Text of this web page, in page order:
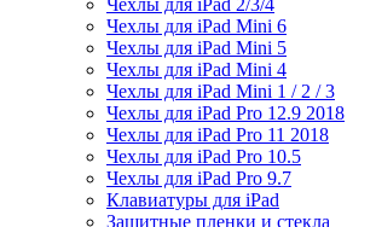
Чехлы для iPad 2/3/4
Чехлы для iPad Mini 6
Чехлы для iPad Mini 5
Чехлы для iPad Mini 4
Чехлы для iPad Mini 1 / 2 / 3
Чехлы для iPad Pro 12.9 2018
Чехлы для iPad Pro 11 2018
Чехлы для iPad Pro 10.5
Чехлы для iPad Pro 9.7
Клавиатуры для iPad
Защитные пленки и стекла